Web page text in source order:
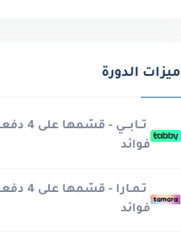
ميزات الدورة
تــابـــي -
فوائد
تـمـارا -
فوائد